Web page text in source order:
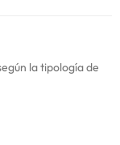
la tipología de